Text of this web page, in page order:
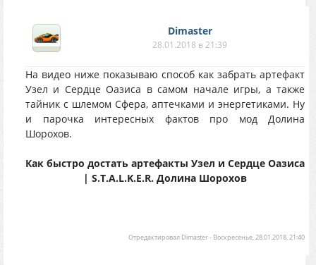
Dimaster
28.01.2018 в 21:39
На видео ниже показываю способ как забрать артефакт
Узел и Сердце Оазиса в самом начале игры, а также
тайник с шлемом Сфера, аптечками и энергетиками. Ну
и парочка интересных фактов про мод Долина
Шорохов.
Как быстро достать артефакты Узел и Сердце Оазиса
| S.T.A.L.K.E.R. Долина Шорохов
Отредактировал Dimaster- Воскресенье, 28.01.2018, 21:40